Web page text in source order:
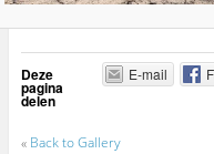
Deze
pagina
delen
E-mail
« Back to Gallery